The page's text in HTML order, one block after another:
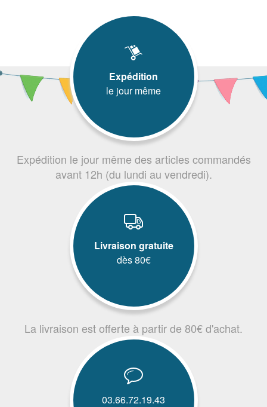
Expédition
le jour même
Expédition le jour même des articles commandés
avant 12h (du lundi au vendredi).
Livraison gratuite
dès 80€
La livraison est offerte à partir de 80€ d'achat.
03.66.72.19.43